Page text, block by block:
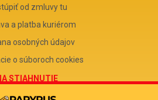
od zmluvy tu
a platba kuriérom
osobných údajov
o súboroch cookies
STIAHNUTIE
formulár